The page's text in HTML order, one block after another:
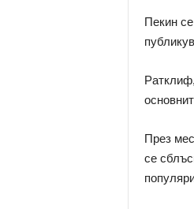
Пекин
През
се